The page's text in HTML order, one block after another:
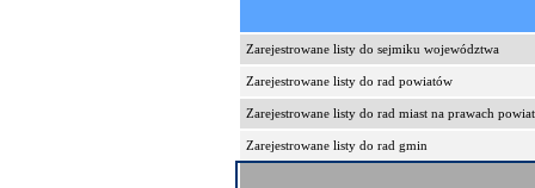
Zarejestrowane listy do sejmiku województwa
Zarejestrowane listy do rad powiatów
Zarejestrowane listy do rad miast na prawach
Zarejestrowane listy do rad gmin